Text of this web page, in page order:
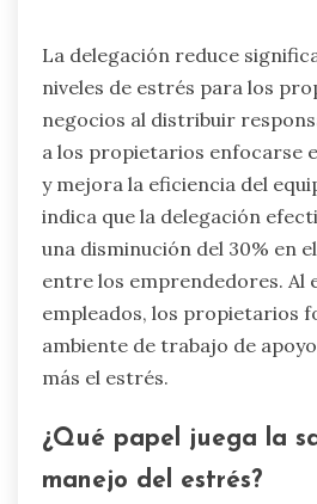
La delegación reduce
niveles de estrés para los
negocios al distribuir
a los propietarios enfocarse
y mejora la eficiencia del
indica que la delegación
una disminución del 30% en
entre los emprendedores. Al
empleados, los propietarios
ambiente de trabajo de
más el estrés.
¿Qué papel juega la
manejo del estrés?